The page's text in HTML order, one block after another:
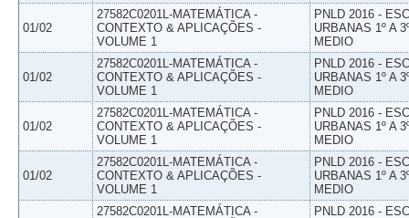
01/02
27582C0201L-MATEMÁTICA -
CONTEXTO & APLICAÇÕES -
VOLUME 1
PNLD 2016 -
URBANAS 1º A
MEDIO
01/02
27582C0201L-MATEMÁTICA -
CONTEXTO & APLICAÇÕES -
VOLUME 1
PNLD 2016 -
URBANAS 1º A
MEDIO
01/02
27582C0201L-MATEMÁTICA -
CONTEXTO & APLICAÇÕES -
VOLUME 1
PNLD 2016 -
URBANAS 1º A
MEDIO
01/02
27582C0201L-MATEMÁTICA -
CONTEXTO & APLICAÇÕES -
VOLUME 1
PNLD 2016 -
URBANAS 1º A
MEDIO
27582C0201L-MATEMÁTICA -
PNLD 2016 -